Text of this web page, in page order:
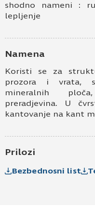
shodno nameni :
lepljenje
Namena
Koristi se za
prozora i vrata,
mineralnih
preradjevina. U
kantovanje na kant
Prilozi
Bezbednosni list